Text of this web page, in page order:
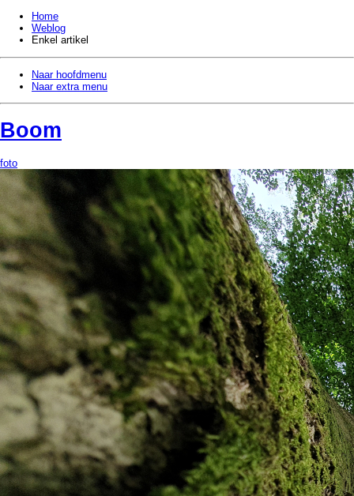
Home
Weblog
Enkel artikel
Naar hoofdmenu
Naar extra menu
Boom
foto